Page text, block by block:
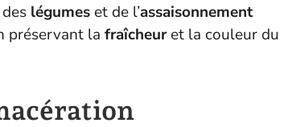
légumes et de l’assaisonnement
préservant la fraîcheuret la couleur du